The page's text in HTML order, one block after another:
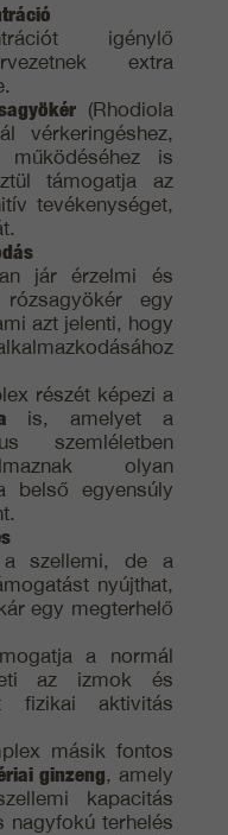
igénylő
extra
(Rhodiola
vérkeringéshez,
is
támogatja az
tevékenységet,
jár érzelmi és
egy
azt jelenti, hogy
részét képezi a
is, amelyet a
szemléletben
olyan
belső egyensúly
a szellemi, de a
nyújthat,
egy megterhelő
a normál
az izmok és
fizikai aktivitás
másik fontos
ginzeng, amely
kapacitás
nagyfokú terhelés